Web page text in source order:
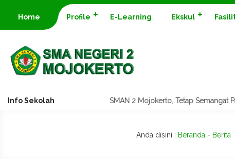
Home Profile E-Learning Ekskul
Info Sekolah SMAN 2 Mojokerto, Tetap Semangat Pasti
Anda disini : Beranda - Berita